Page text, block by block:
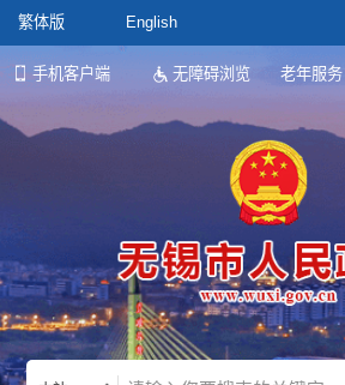
繁体版 English
手机客户端 无障碍浏览 老年服务